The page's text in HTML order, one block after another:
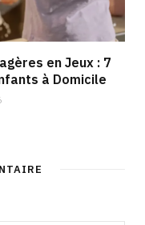
en Jeux : 7
à Domicile